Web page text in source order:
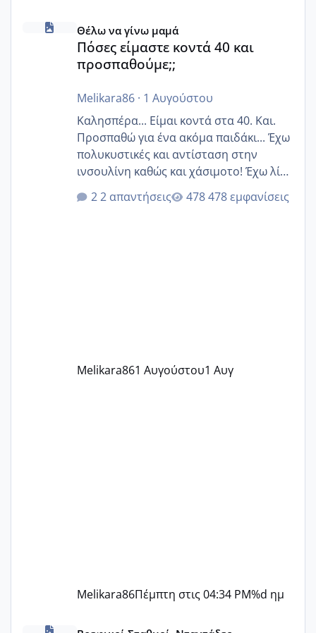
Πόσες είμαστε κοντά 40 και προσπαθούμε;;
Θέλω να γίνω μαμά
Πόσες είμαστε κοντά 40 και
προσπαθούμε;;
Melikara86· 1 Αυγούστου
Καλησπέρα... Είμαι κοντά στα 40. Και.
Προσπαθώ για ένα ακόμα παιδάκι... Έχω
πολυκυστικές και αντίσταση στην
ινσουλίνη καθώς και χάσιμοτο! Έχω λίγα
κιλά παραπάνω και όσο κ αν προσπαθώ
δεν χάνω εύκολα! Προσπαθώ για ακόμη
2 απαντήσεις 478 εμφανίσεις
Melikara861 Αυγούστου1 Αυγ
Melikara86Πέμπτη στις 04:34 PM%d ημ
ΠΑΙΔΙΚΟΙ ΣΤΑΘΜΟΙ ΜΕ ΕΣΠΑ